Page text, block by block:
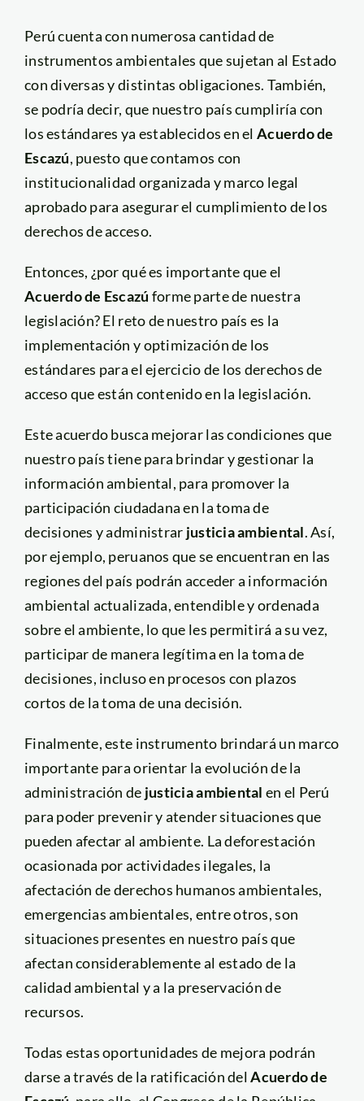
Perú cuenta con numerosa cantidad de
instrumentos ambientales que sujetan al Estado
con diversas y distintas obligaciones. También,
se podría decir, que nuestro país cumpliría con
los estándares ya establecidos en el Acuerdo de
Escazú, puesto que contamos con
institucionalidad organizada y marco legal
aprobado para asegurar el cumplimiento de los
derechos de acceso.
Entonces, ¿por qué es importante que el
Acuerdo de Escazú forme parte de nuestra
legislación? El reto de nuestro país es la
implementación y optimización de los
estándares para el ejercicio de los derechos de
acceso que están contenido en la legislación.
Este acuerdo busca mejorar las condiciones que
nuestro país tiene para brindar y gestionar la
información ambiental, para promover la
participación ciudadana en la toma de
decisiones y administrar justicia ambiental. Así,
por ejemplo, peruanos que se encuentran en las
regiones del país podrán acceder a información
ambiental actualizada, entendible y ordenada
sobre el ambiente, lo que les permitirá a su vez,
participar de manera legítima en la toma de
decisiones, incluso en procesos con plazos
cortos de la toma de una decisión.
Finalmente, este instrumento brindará un marco
importante para orientar la evolución de la
administración de justicia ambiental en el Perú
para poder prevenir y atender situaciones que
pueden afectar al ambiente. La deforestación
ocasionada por actividades ilegales, la
afectación de derechos humanos ambientales,
emergencias ambientales, entre otros, son
situaciones presentes en nuestro país que
afectan considerablemente al estado de la
calidad ambiental y a la preservación de
recursos.
Todas estas oportunidades de mejora podrán
darse a través de la ratificación delAcuerdo de